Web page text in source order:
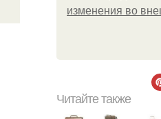
изменения во
Читайте также